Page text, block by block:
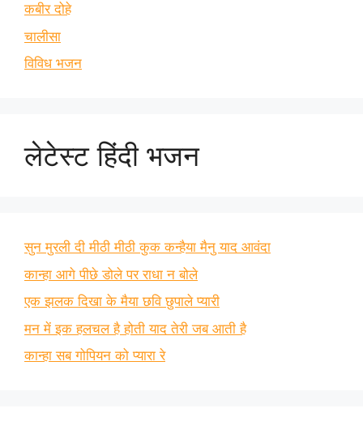
कबीर दोहे
चालीसा
विविध भजन
लेटेस्ट हिंदी भजन
सुन मुरली दी मीठी मीठी कुक कन्हैया मैनु याद आवंदा
कान्हा आगे पीछे डोले पर राधा न बोले
एक झलक दिखा के मैया छवि छुपाले प्यारी
मन में इक हलचल है होती याद तेरी जब आती है
कान्हा सब गोपियन को प्यारा रे